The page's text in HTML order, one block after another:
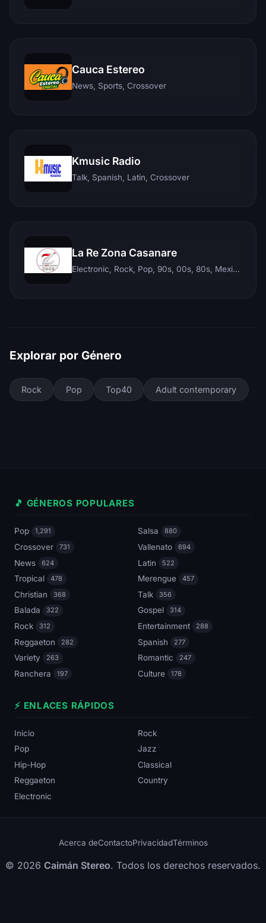
Cauca Estereo
News, Sports, Crossover
Kmusic Radio
Talk, Spanish, Latin, Crossover
La Re Zona Casanare
Electronic, Rock, Pop, 90s, 00s, 80s, Mexican, Ranchera, Reggaeton, Instrumental, Salsa, Merengue, Tropical, Romantic, Vallenato, Llanera
Explorar por Género
Rock Pop Top40 Adult contemporary
🎵 GÉNEROS POPULARES
Pop 1,291 Salsa 880
Crossover 731 Vallenato 694
News 624 Latin 522
Tropical 478 Merengue 457
Christian 368 Talk 356
Balada 322 Gospel 314
Rock 312 Entertainment 288
Reggaeton 282 Spanish 277
Variety 263 Romantic 247
Ranchera 197 Culture 178
⚡ ENLACES RÁPIDOS
Inicio
Rock
Pop
Jazz
Hip-Hop
Classical
Reggaeton
Country
Electronic
Acerca deContactoPrivacidadTérminos
© 2026 Caimán Stereo. Todos los derechos reservados.